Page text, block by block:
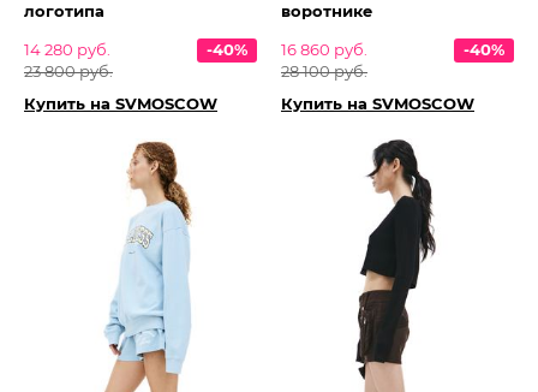
логотипа
14 280 руб.
23 800 руб.
-40%
Купить на SVMOSCOW
воротнике
16 860 руб.
28 100 руб.
-40%
Купить на SVMOSCOW